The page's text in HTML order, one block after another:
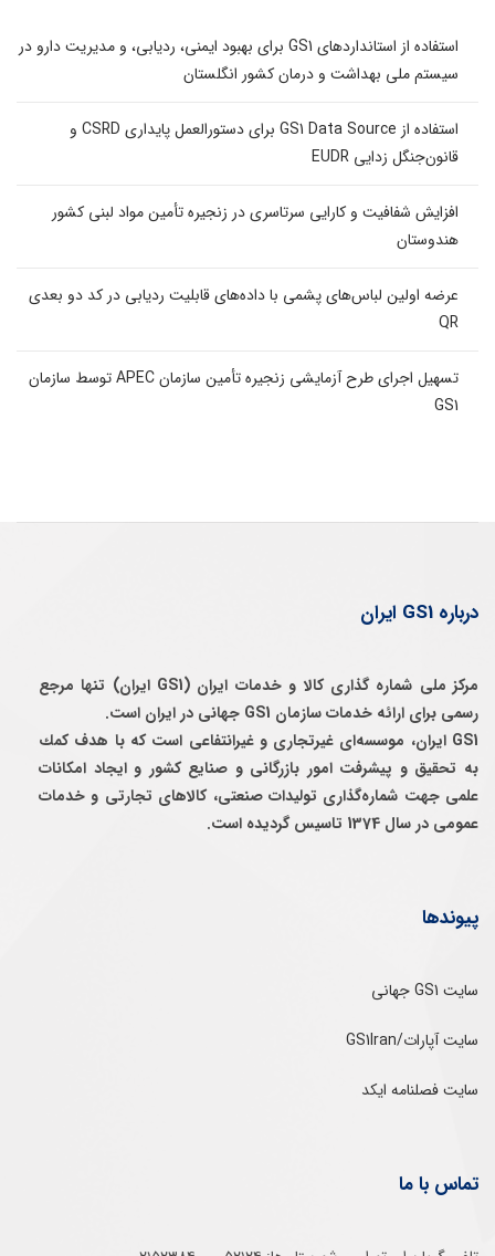
استفاده از استانداردهای GS1 برای بهبود ایمنی، ردیابی، و مدیریت دارو در
سیستم ملی بهداشت و درمان کشور انگلستان
استفاده از GS1 Data Source برای دستورالعمل پایداری CSRD و
قانون‌جنگل زدایی EUDR
افزایش شفافیت و کارایی سرتاسری در زنجیره تأمین مواد لبنی کشور
هندوستان
عرضه اولین لباس‌های پشمی با داده‌های قابلیت ردیابی در کد دو بعدی
QR
تسهیل اجرای طرح آزمایشی زنجیره تأمین سازمان APEC توسط سازمان
GS1
درباره GS1 ایران
مرکز ملی شماره گذاری کالا و خدمات ایران (GS1 ایران) تنها مرجع
رسمی برای ارائه خدمات سازمان GS1 جهانی در ایران است.
GS1 ایران، موسسه‌ای غيرتجاری و غيرانتفاعی است كه با هدف كمك
به تحقيق و پيشرفت امور بازرگانی و صنايع كشور و ايجاد امكانات
علمی جهت شماره‌گذاری توليدات صنعتی، كالاهای تجارتی و خدمات
عمومی در سال 1374 تاسيس گرديده است.
پیوندها
سایت GS1 جهانی
سایت آپارات/GS1Iran
سایت فصلنامه ایکد
تماس با ما